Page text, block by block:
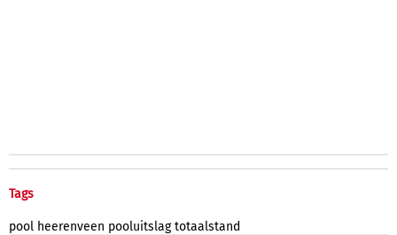
Tags
pool heerenveen pooluitslag totaalstand